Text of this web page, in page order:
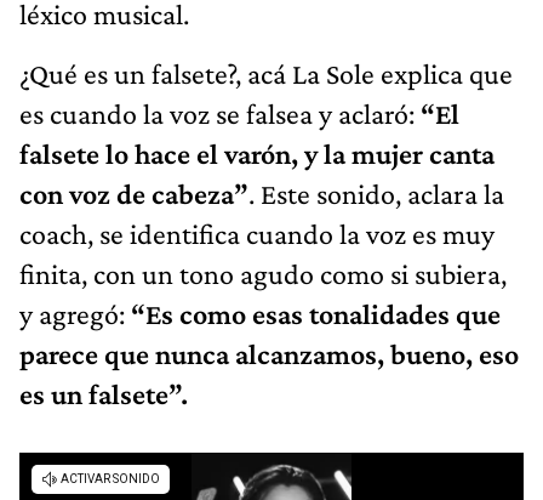
léxico musical.
¿Qué es un falsete?, acá La Sole explica que
es cuando la voz se falsea y aclaró: “El
falsete lo hace el varón, y la mujer canta
con voz de cabeza”. Este sonido, aclara la
coach, se identifica cuando la voz es muy
finita, con un tono agudo como si subiera,
y agregó: “Es como esas tonalidades que
parece que nunca alcanzamos, bueno, eso
es un falsete”.